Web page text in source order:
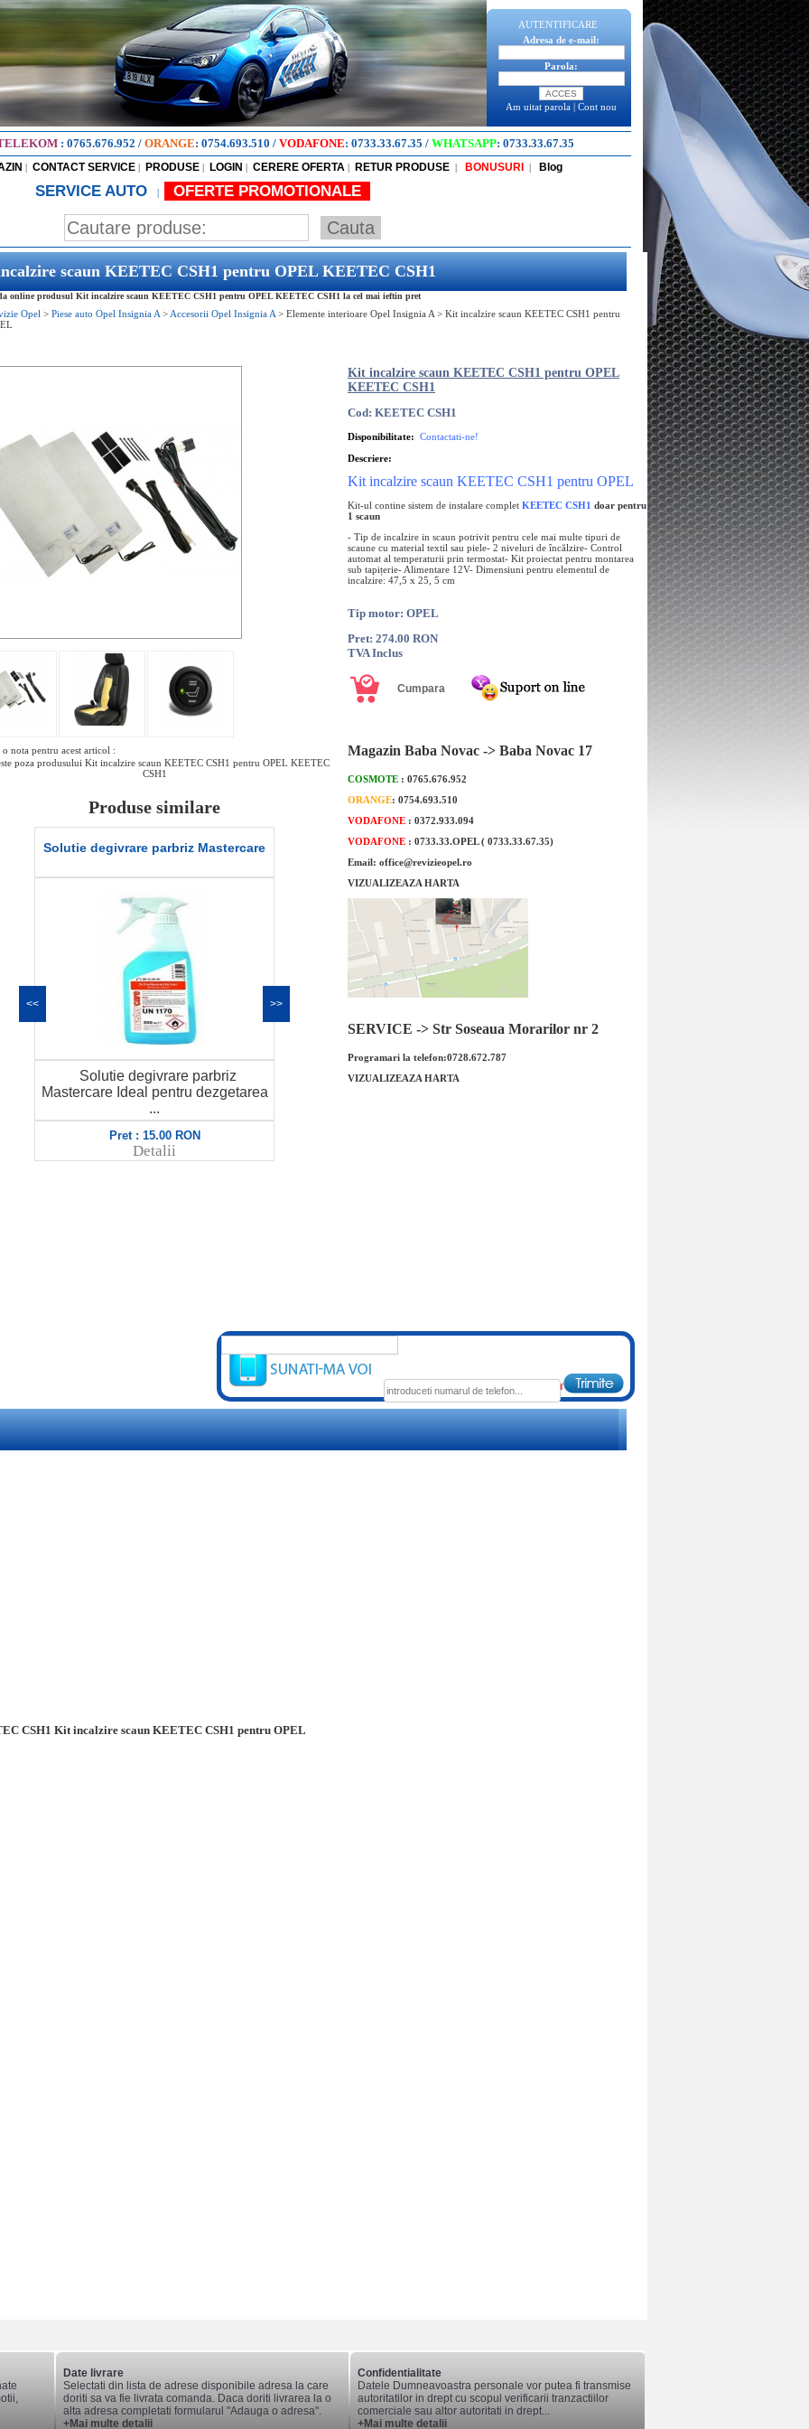
AUTENTIFICARE
Adresa de e-mail:
Parola:
Am uitat parola | Cont nou
: 0765.676.952 / ORANGE: 0754.693.510 / VODAFONE: 0733.33.67.35 / WHATSAPP: 0733.33.67.35
| CONTACT SERVICE | PRODUSE | LOGIN | CERERE OFERTA | RETUR PRODUSE | BONUSURI | Blog
SERVICE AUTO | OFERTE PROMOTIONALE
scaun KEETEC CSH1 pentru OPEL KEETEC CSH1
online produsul Kit incalzire scaun KEETEC CSH1 pentru OPEL KEETEC CSH1 la cel mai ieftin pret
Opel > Piese auto Opel Insignia A > Accesorii Opel Insignia A > Elemente interioare Opel Insignia A > Kit incalzire scaun KEETEC CSH1 pentru
o nota pentru acest articol :
poza produsului Kit incalzire scaun KEETEC CSH1 pentru OPEL KEETEC
CSH1
Produse similare
Solutie degivrare parbriz Mastercare
Solutie degivrare parbriz
Mastercare Ideal pentru dezgetarea
...
Pret : 15.00 RON
Detalii
Kit legislativ auto Opel Insignia GM
Kit legislativ auto Opel Insignia GM
<< >>
Kit incalzire scaun KEETEC CSH1 pentru OPEL
KEETEC CSH1
Cod: KEETEC CSH1
Disponibilitate: Contactati-ne!
Descriere:
Kit incalzire scaun KEETEC CSH1 pentru OPEL
Kit-ul contine sistem de instalare complet KEETEC CSH1 doar pentru
1 scaun
- Tip de incalzire in scaun potrivit pentru cele mai multe tipuri de
scaune cu material textil sau piele- 2 niveluri de încălzire- Control
automat al temperaturii prin termostat- Kit proiectat pentru montarea
sub tapițerie- Alimentare 12V- Dimensiuni pentru elementul de
incalzire: 47,5 x 25, 5 cm
Tip motor: OPEL
Pret: 274.00 RON
TVA Inclus
Magazin Baba Novac -> Baba Novac 17
COSMOTE : 0765.676.952
ORANGE: 0754.693.510
VODAFONE : 0372.933.094
VODAFONE : 0733.33.OPEL ( 0733.33.67.35)
Email: office@revizieopel.ro
VIZUALIZEAZA HARTA
SERVICE -> Str Soseaua Morarilor nr 2
Programari la telefon:0728.672.787
VIZUALIZEAZA HARTA
CSH1 Kit incalzire scaun KEETEC CSH1 pentru OPEL
Date livrare
Selectati din lista de adrese disponibile adresa la care
doriti sa va fie livrata comanda. Daca doriti livrarea la o
alta adresa completati formularul "Adauga o adresa".
+Mai multe detalii
Confidentialitate
Datele Dumneavoastra personale vor putea fi transmise
autoritatilor in drept cu scopul verificarii tranzactiilor
comerciale sau altor autoritati in drept...
+Mai multe detalii